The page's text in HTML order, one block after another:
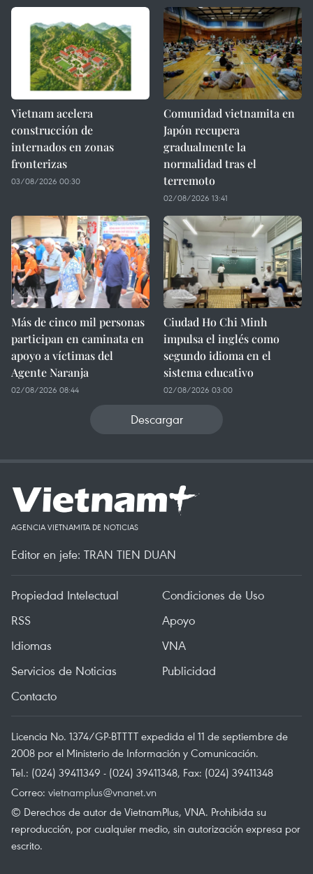
Vietnam acelera
construcción de
internados en zonas
fronterizas
03/08/2026 00:30
Comunidad vietnamita en
Japón recupera
gradualmente la
normalidad tras el
terremoto
02/08/2026 13:41
Más de cinco mil personas
participan en caminata en
apoyo a víctimas del
Agente Naranja
02/08/2026 08:44
Ciudad Ho Chi Minh
impulsa el inglés como
segundo idioma en el
sistema educativo
02/08/2026 03:00
Descargar
AGENCIA VIETNAMITA DE NOTICIAS
Editor en jefe: TRAN TIEN DUAN
Propiedad Intelectual
Condiciones de Uso
RSS
Apoyo
Idiomas
VNA
Servicios de Noticias
Publicidad
Contacto
Licencia No. 1374/GP-BTTTT expedida el 11 de septiembre de
2008 por el Ministerio de Información y Comunicación.
Tel.: (024) 39411349 - (024) 39411348, Fax: (024) 39411348
Correo: vietnamplus@vnanet.vn
© Derechos de autor de VietnamPlus, VNA. Prohibida su
reproducción, por cualquier medio, sin autorización expresa por
escrito.